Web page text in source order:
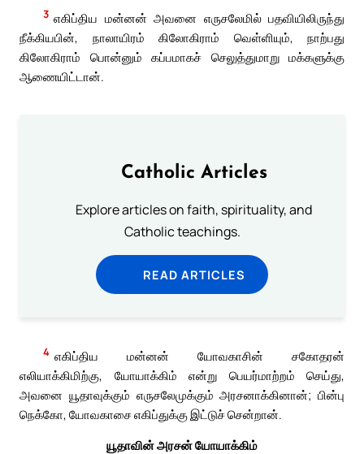
3 எகிப்திய மன்னன் அவனை எருசலேமில் பதவியிலிருந்து
நீக்கியபின், நாலாயிரம் கிலோகிராம் வெள்ளியும், நாற்பது
கிலோகிராம் பொன்னும் கப்பமாகச் செலுத்துமாறு மக்களுக்கு
ஆணையிட்டான்.
Catholic Articles
Explore articles on faith, spirituality, and
Catholic teachings.
READ ARTICLES
4 எகிப்திய மன்னன் யோவகாசின் சகோதரன்
எலியாக்கிமிற்கு, யோயாக்கிம் என்று பெயர்மாற்றம் செய்து,
அவனை யூதாவுக்கும் எருசலேமுக்கும் அரசனாக்கினான்; பின்பு
நெக்கோ, யோவகாசை எகிப்துக்கு இட்டுச் சென்றான்.
யூதாவின் அரசன் யோயாக்கிம்